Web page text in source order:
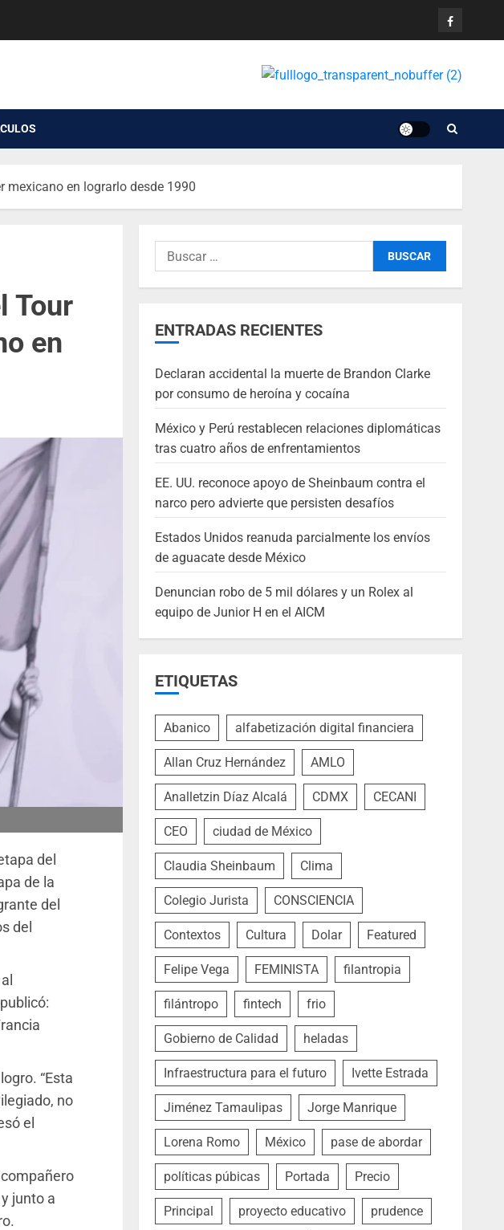
mexicano en lograrlo desde 1990
Tour
en
del
de la
del
del
“Esta
no
el
junto a
ENTRADAS RECIENTES
Declaran accidental la muerte de Brandon Clarke
por consumo de heroína y cocaína
México y Perú restablecen relaciones diplomáticas
tras cuatro años de enfrentamientos
EE. UU. reconoce apoyo de Sheinbaum contra el
narco pero advierte que persisten desafíos
Estados Unidos reanuda parcialmente los envíos
de aguacate desde México
Denuncian robo de 5 mil dólares y un Rolex al
equipo de Junior H en el AICM
ETIQUETAS
Abanico alfabetización digital financiera
Allan Cruz Hernández AMLO
Analletzin Díaz Alcalá CDMX CECANI
CEO ciudad de México
Claudia Sheinbaum Clima
Colegio Jurista CONSCIENCIA
Contextos Cultura Dolar Featured
Felipe Vega FEMINISTA filantropia
filántropo fintech frio
Gobierno de Calidad heladas
Infraestructura para el futuro Ivette Estrada
Jiménez Tamaulipas Jorge Manrique
Lorena Romo México pase de abordar
políticas púbicas Portada Precio
Principal proyecto educativo prudence